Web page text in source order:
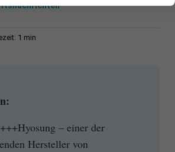
1 min
– einer der
Hersteller von